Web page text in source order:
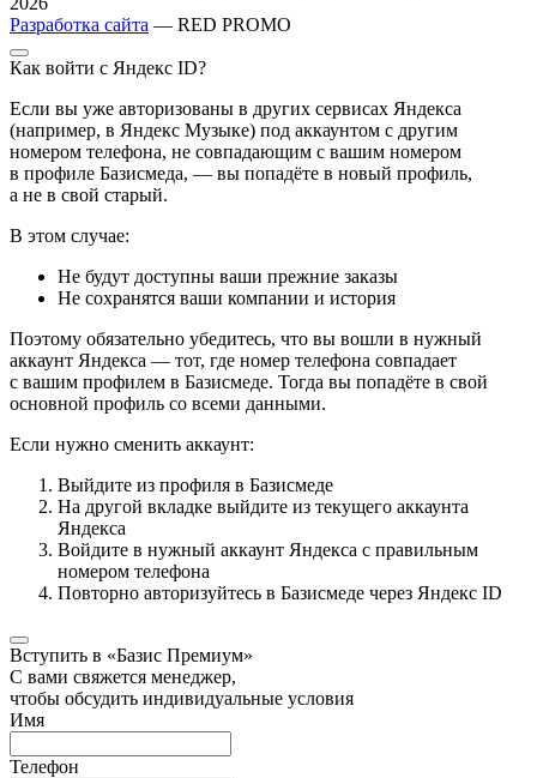
Разработка сайта — RED PROMO
Как войти с Яндекс ID?
Если вы уже авторизованы в других сервисах Яндекса
(например, в Яндекс Музыке) под аккаунтом с другим
номером телефона, не совпадающим с вашим номером
в профиле Базисмеда, — вы попадёте в новый профиль,
а не в свой старый.
В этом случае:
Не будут доступны ваши прежние заказы
Не сохранятся ваши компании и история
Поэтому обязательно убедитесь, что вы вошли в нужный
аккаунт Яндекса — тот, где номер телефона совпадает
с вашим профилем в Базисмеде. Тогда вы попадёте в свой
основной профиль со всеми данными.
Если нужно сменить аккаунт:
Выйдите из профиля в Базисмеде
На другой вкладке выйдите из текущего аккаунта
Яндекса
Войдите в нужный аккаунт Яндекса с правильным
номером телефона
Повторно авторизуйтесь в Базисмеде через Яндекс ID
Вступить в «Базис Премиум»
С вами свяжется менеджер,
чтобы обсудить индивидуальные условия
Имя
Телефон